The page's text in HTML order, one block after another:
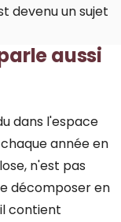
devenu un sujet
aussi
dans l'espace
année en
n'est pas
décomposer en
contient